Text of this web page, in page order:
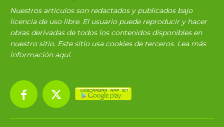
Nuestros articulos son redactados y publicados bajo
licencia de uso libre. El usuario puede reproducir y hacer
obras derivadas de todos los contenidos disponibles en
nuestro sitio. Este sitio usa cookies de terceros. Lea más
información aquí.